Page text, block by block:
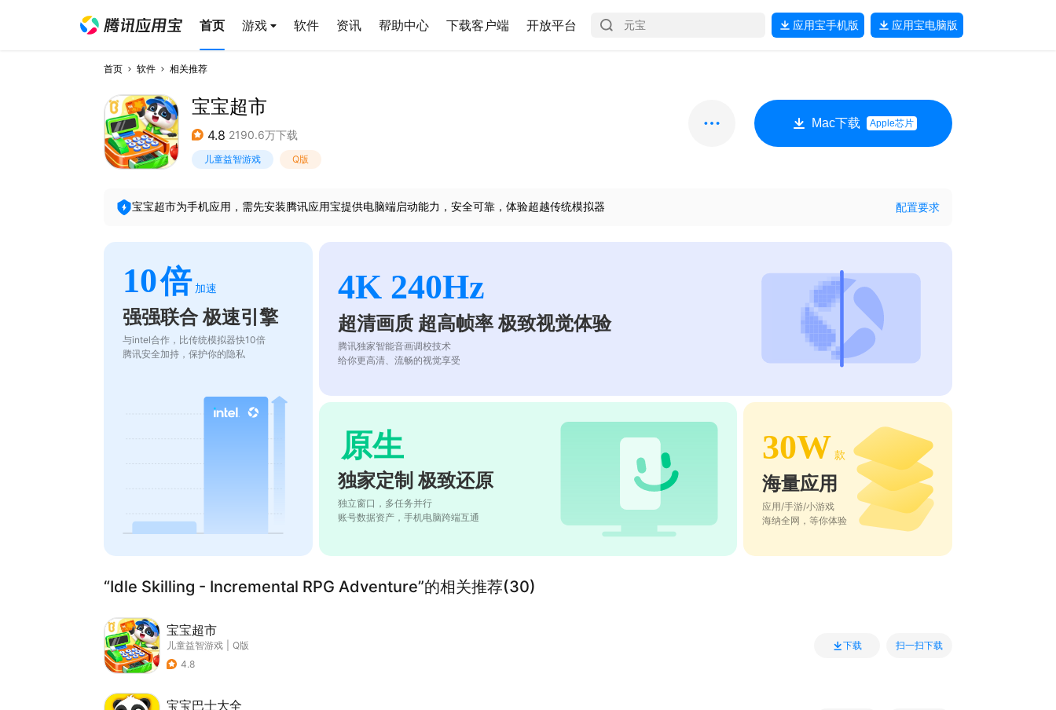
首页 游戏 软件 资讯 帮助中心 下载客户端 开放平台 应用宝手机版 应用宝电脑版
首页 软件 相关推荐
宝宝超市
4.8 2190.6万下载
儿童益智游戏 Q版
Mac下载 Apple芯片
宝宝超市为手机应用，需先安装腾讯应用宝提供电脑端启动能力，安全可靠，体验超越传统模拟器 配置要求
10倍 加速
强强联合 极速引擎
与intel合作，比传统模拟器快10倍
腾讯安全加持，保护你的隐私
4K 240Hz
超清画质 超高帧率 极致视觉体验
腾讯独家智能音画调校技术
给你更高清、流畅的视觉享受
原生
独家定制 极致还原
独立窗口，多任务并行
账号数据资产，手机电脑跨端互通
30W 款
海量应用
应用/手游/小游戏
海纳全网，等你体验
“Idle Skilling - Incremental RPG Adventure”的相关推荐(30)
宝宝超市
儿童益智游戏
Q版
4.8
下载 扫一扫下载
宝宝巴士大全